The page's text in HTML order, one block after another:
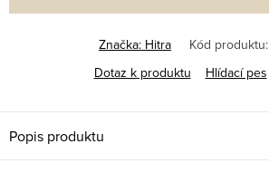
Značka: Hitra Kód produktu:
Dotaz k produktu
Hlídací pes
Popis produktu